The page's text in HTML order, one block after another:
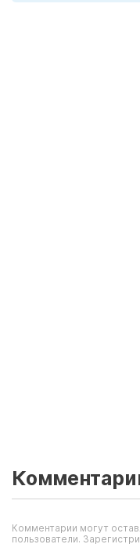
Комментарии могут
пользователи.